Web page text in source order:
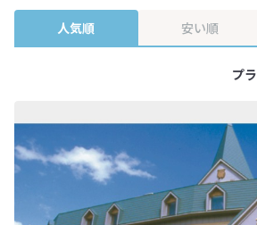
人気順 安い順
プ